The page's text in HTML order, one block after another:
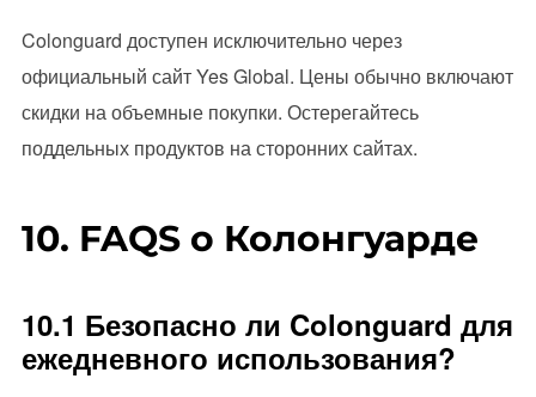
Colonguard доступен исключительно через
официальный сайт Yes Global. Цены обычно включают
скидки на объемные покупки. Остерегайтесь
поддельных продуктов на сторонних сайтах.
10. FAQS о Колонгуарде
10.1 Безопасно ли Colonguard для
ежедневного использования?